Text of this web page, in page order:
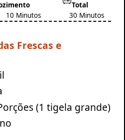
10 Minutos
Total
30 Minutos
Frescas e
(1 tigela grande)